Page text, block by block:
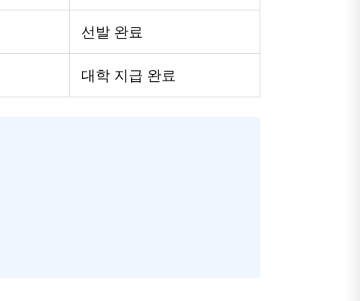
선발 완료
대학 지급 완료